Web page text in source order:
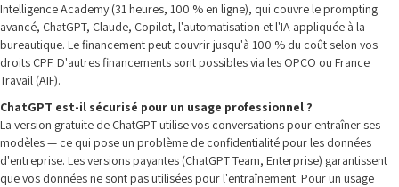
Intelligence Academy (31 heures, 100 % en ligne), qui couvre le prompting
avancé, ChatGPT, Claude, Copilot, l'automatisation et l'IA appliquée à la
bureautique. Le financement peut couvrir jusqu'à 100 % du coût selon vos
droits CPF. D'autres financements sont possibles via les OPCO ou France
Travail (AIF).
ChatGPT est-il sécurisé pour un usage professionnel ?
La version gratuite de ChatGPT utilise vos conversations pour entraîner ses
modèles — ce qui pose un problème de confidentialité pour les données
d'entreprise. Les versions payantes (ChatGPT Team, Enterprise) garantissent
que vos données ne sont pas utilisées pour l'entraînement. Pour un usage